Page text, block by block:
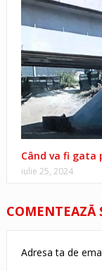
Când va fi gata
iulie 25, 2024
COMENTEAZĂ
Adresa ta de